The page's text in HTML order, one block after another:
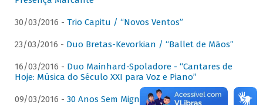
30/03/2016 - Trio Capitu / “Novos Ventos”
23/03/2016 - Duo Bretas-Kevorkian / “Ballet de Mãos”
16/03/2016 - Duo Mainhard-Spoladore - “Cantares de
Hoje: Música do Século XXI para Voz e Piano”
09/03/2016 - 30 Anos Sem Mignone